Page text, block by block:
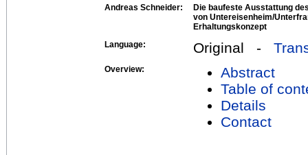
Andreas Schneider:
Die baufeste Ausstattung
von Untereisenheim/
Erhaltungskonzept
Language:
Original -
Overview:
Abstract
Table of
Details
Contact